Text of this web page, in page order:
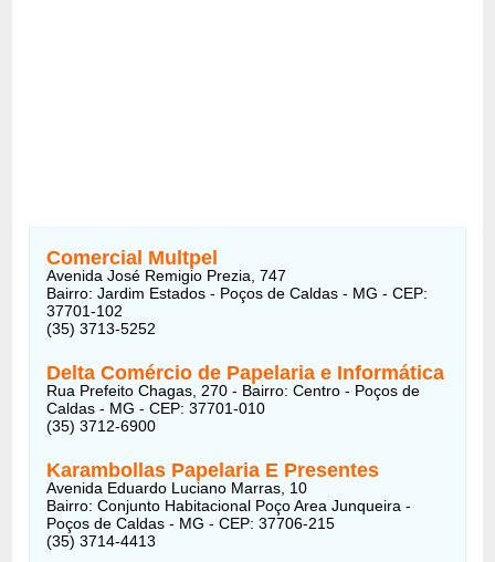
Comercial Multpel
Avenida José Remigio Prezia, 747
Bairro: Jardim Estados - Poços de Caldas - MG - CEP:
37701-102
(35) 3713-5252
Delta Comércio de Papelaria e Informática
Rua Prefeito Chagas, 270 - Bairro: Centro - Poços de
Caldas - MG - CEP: 37701-010
(35) 3712-6900
Karambollas Papelaria E Presentes
Avenida Eduardo Luciano Marras, 10
Bairro: Conjunto Habitacional Poço Area Junqueira -
Poços de Caldas - MG - CEP: 37706-215
(35) 3714-4413